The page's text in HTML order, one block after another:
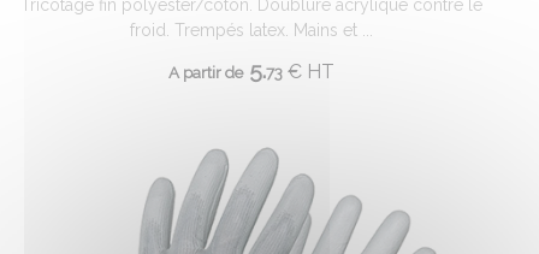
Tricotage fin polyester/coton. Doublure acrylique contre le
froid. Trempés latex. Mains et ...
A partir de5.73 € HT